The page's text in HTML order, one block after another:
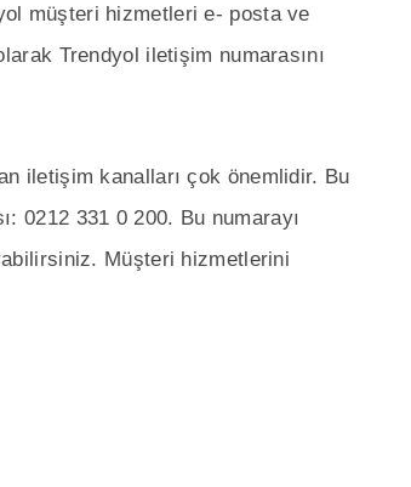
müşteri hizmetleri e- posta ve
Trendyol iletişim numarasını
iletişim kanalları çok önemlidir. Bu
0212 331 0 200. Bu numarayı
Müşteri hizmetlerini